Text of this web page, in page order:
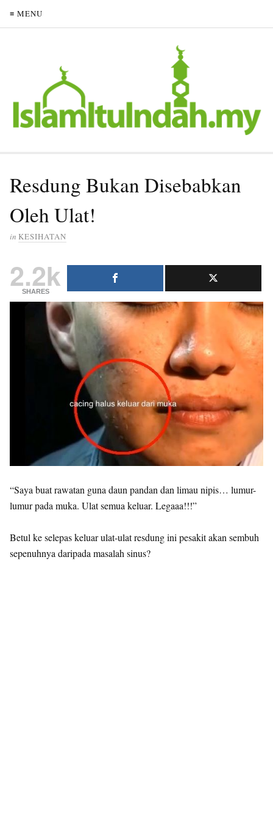
≡ MENU
Resdung Bukan Disebabkan
Oleh Ulat!
in KESIHATAN
2.2k
SHARES
“Saya buat rawatan guna daun pandan dan limau nipis… lumur-
lumur pada muka. Ulat semua keluar. Legaaa!!!”
Betul ke selepas keluar ulat-ulat resdung ini pesakit akan sembuh
sepenuhnya daripada masalah sinus?